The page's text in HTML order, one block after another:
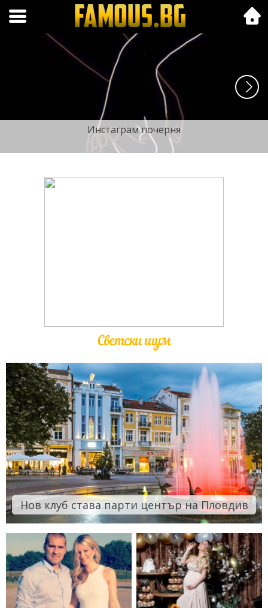
Folk.bg
Инстаграм почерня
Светски шум
Нов клуб става парти център на Пловдив